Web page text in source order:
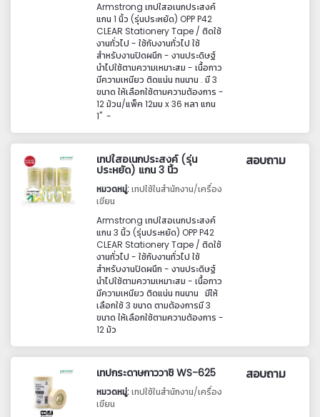
Armstrong เทปใสอเนกประสงค์
แกน 1 นิ้ว (รุ่นประหยัด) OPP P42
CLEAR Stationery Tape / ติดใช้
งานทั่วไป - ใช้กับงานทั่วไป ใช้
สำหรับงานปิดผนึก - งานประดิษฐ์
นำไปใช้ตามความเหมาะสม - เนื้อกาว
มีความเหนียว ติดแน่น ทนนาน . มี 3
ขนาด ให้เลือกใช้ตามความต้องการ -
12 ม้วน/แพ็ค 12มม x 36 หลา แกน
1" -
เทปใสอเนกประสงค์ (รุ่น
ประหยัด) แกน 3 นิ้ว
หมวดหมู่:เทปใช้ในสำนักงาน/เครื่อง
เขียน
Armstrong เทปใสอเนกประสงค์
แกน 3 นิ้ว (รุ่นประหยัด) OPP P42
CLEAR Stationery Tape / ติดใช้
งานทั่วไป - ใช้กับงานทั่วไป ใช้
สำหรับงานปิดผนึก - งานประดิษฐ์
นำไปใช้ตามความเหมาะสม - เนื้อกาว
มีความเหนียว ติดแน่น ทนนาน มีให้
เลือกใช้ 3 ขนาด ตามต้องการมี 3
ขนาด ให้เลือกใช้ตามความต้องการ -
12 ม้ว
สอบถาม
เทปกระดาษกาววาชิ WS-625
หมวดหมู่:เทปใช้ในสำนักงาน/เครื่อง
เขียน
สอบถาม